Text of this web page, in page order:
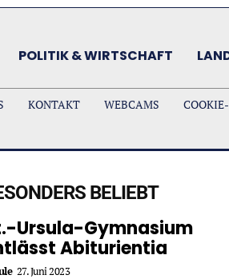
POLITIK & WIRTSCHAFT
KONTAKT WEBCAMS
BELIEBT
Ursula-Gymnasium
Abiturientia
27. Juni 2023